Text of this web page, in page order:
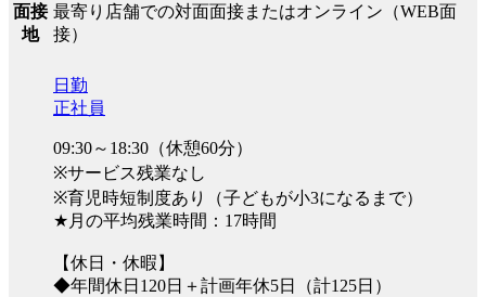
面接
地
最寄り店舗での対面面接またはオンライン（WEB面
接）
日勤
正社員
09:30～18:30（休憩60分）
※サービス残業なし
※育児時短制度あり（子どもが小3になるまで）
★月の平均残業時間：17時間
【休日・休暇】
◆年間休日120日＋計画年休5日（計125日）